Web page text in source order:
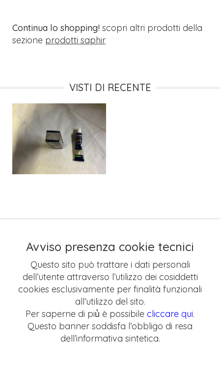
Continua lo shopping! scopri altri prodotti della
sezione prodotti saphir
VISTI DI RECENTE
Avviso presenza cookie tecnici
Questo sito può trattare i dati personali
dell’utente attraverso l’utilizzo dei cosiddetti
cookies esclusivamente per finalità funzionali
all’utilizzo del sito.
Per saperne di più̀ è possibile cliccare qui.
Questo banner soddisfa l’obbligo di resa
dell’informativa sintetica.